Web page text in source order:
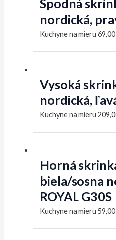
Spodná
nordická,
Kuchyne na mieru 69,00
Vysoká
nordická,
Kuchyne na mieru
Horná
biela/sosna
ROYAL G30S
Kuchyne na mieru 59,00